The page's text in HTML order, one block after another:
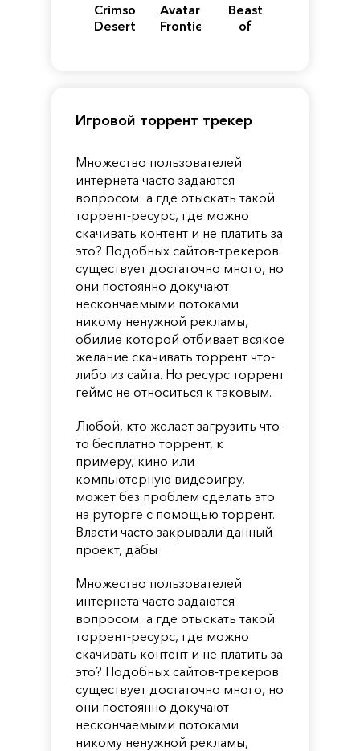
Crimson
Desert
Avatar:
Frontiers
Beast
of
Игровой торрент трекер
Множество пользователей
интернета часто задаются
вопросом: а где отыскать такой
торрент-ресурс, где можно
скачивать контент и не платить за
это? Подобных сайтов-трекеров
существует достаточно много, но
они постоянно докучают
нескончаемыми потоками
никому ненужной рекламы,
обилие которой отбивает всякое
желание скачивать торрент что-
либо из сайта. Но ресурс торрент
геймс не относиться к таковым.
Любой, кто желает загрузить что-
то бесплатно торрент, к
примеру, кино или
компьютерную видеоигру,
может без проблем сделать это
на руторге с помощью торрент.
Власти часто закрывали данный
проект, дабы
Множество пользователей
интернета часто задаются
вопросом: а где отыскать такой
торрент-ресурс, где можно
скачивать контент и не платить за
это? Подобных сайтов-трекеров
существует достаточно много, но
они постоянно докучают
нескончаемыми потоками
никому ненужной рекламы,